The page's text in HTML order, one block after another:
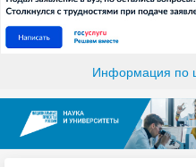
Информация по